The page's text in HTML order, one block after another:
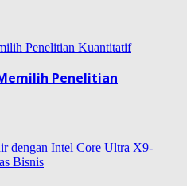
Penelitian